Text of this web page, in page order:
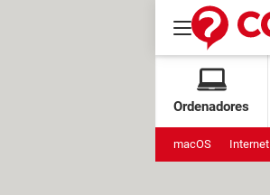
Ordenadores
macOS Internet